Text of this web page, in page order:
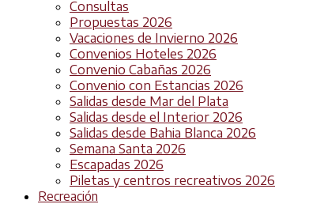
Consultas
Propuestas 2026
Vacaciones de Invierno 2026
Convenios Hoteles 2026
Convenio Cabañas 2026
Convenio con Estancias 2026
Salidas desde Mar del Plata
Salidas desde el Interior 2026
Salidas desde Bahia Blanca 2026
Semana Santa 2026
Escapadas 2026
Piletas y centros recreativos 2026
Recreación